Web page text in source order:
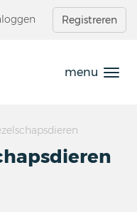
Registreren
menu